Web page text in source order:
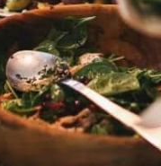
העונג כולו שלי,
חושבים על סושי
תחשבו על דניאל.
סימה נהון